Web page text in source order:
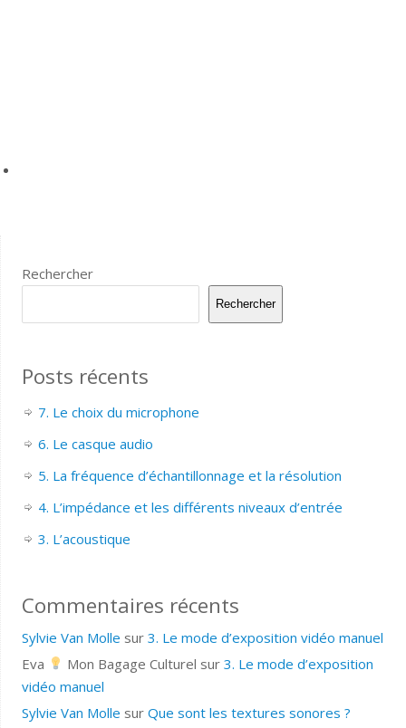
Rechercher
Rechercher
Posts récents
7. Le choix du microphone
6. Le casque audio
5. La fréquence d’échantillonnage et la résolution
4. L’impédance et les différents niveaux d’entrée
3. L’acoustique
Commentaires récents
Sylvie Van Molle sur 3. Le mode d’exposition vidéo manuel
Eva
Mon Bagage Culturel sur 3. Le mode d’exposition
vidéo manuel
Sylvie Van Molle sur Que sont les textures sonores ?